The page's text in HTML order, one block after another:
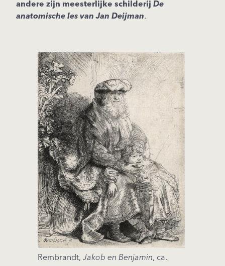
andere zijn meesterlijke schilderij De
anatomische les van Jan Deijman.
Rembrandt, Jakob en Benjamin, ca.